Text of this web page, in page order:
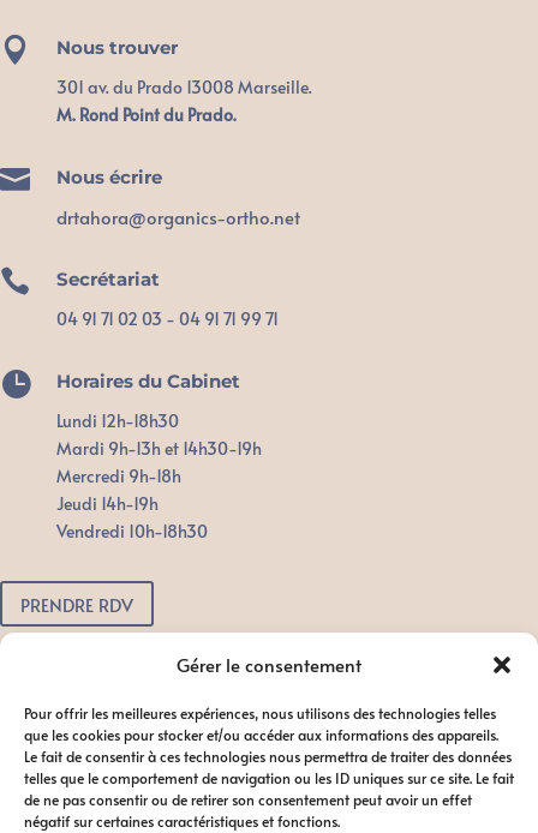
Gérer le consentement
Pour offrir les meilleures expériences, nous utilisons des technologies telles
que les cookies pour stocker et/ou accéder aux informations des appareils.
Le fait de consentir à ces technologies nous permettra de traiter des données
telles que le comportement de navigation ou les ID uniques sur ce site. Le fait
de ne pas consentir ou de retirer son consentement peut avoir un effet
négatif sur certaines caractéristiques et fonctions.

Nous trouver
301 av. du Prado 13008 Marseille.
M. Rond Point du Prado.
 Nous écrire
drtahora@organics-ortho.net

Secrétariat
04 91 71 02 03 - 04 91 71 99 71

Horaires du Cabinet
Lundi 12h-18h30
Mardi 9h-13h et 14h30-19h
Mercredi 9h-18h
Jeudi 14h-19h
Vendredi 10h-18h30
PRENDRE RDV
Pour toute urgence, n'attendez pas.
afin de favoriser le bon déroulement
du traitement.